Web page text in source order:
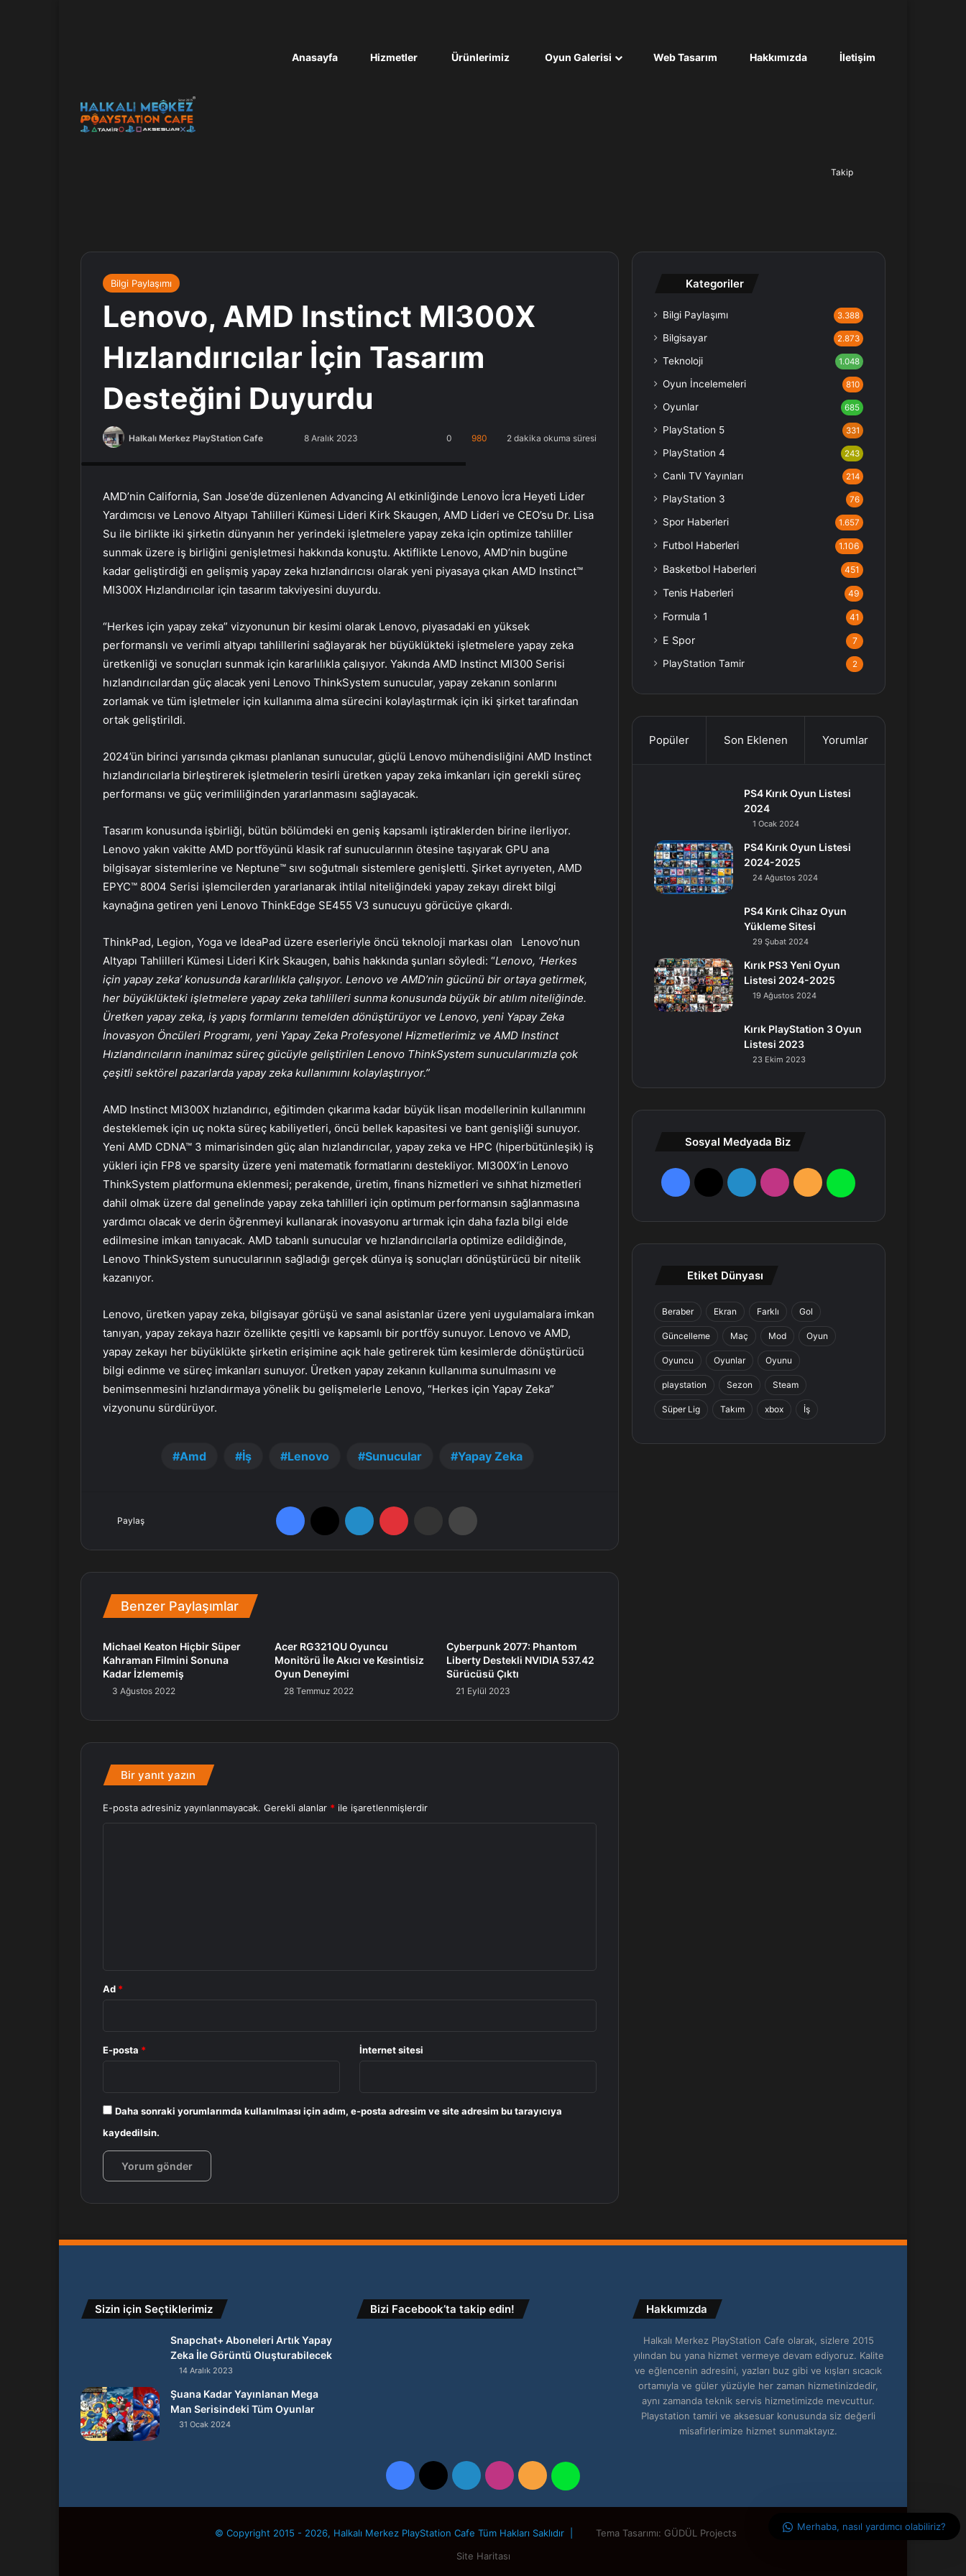
Anasayfa Hizmetler Ürünlerimiz Oyun Galerisi Web Tasarım Hakkımızda İletişim
Takip
Bilgi Paylaşımı
Lenovo, AMD Instinct MI300X
Hızlandırıcılar İçin Tasarım
Desteğini Duyurdu
Halkalı Merkez PlayStation Cafe
l
n
X
o
s
t
a
ö
n
d
e
r
8 Aralık 2023 0 980 2 dakika okuma süresi
AMD’nin California, San Jose’de düzenlenen Advancing AI etkinliğinde Lenovo İcra Heyeti Lider
Yardımcısı ve Lenovo Altyapı Tahlilleri Kümesi Lideri Kirk Skaugen, AMD Lideri ve CEO’su Dr. Lisa
Su ile birlikte iki şirketin dünyanın her yerindeki işletmelere yapay zeka için optimize tahliller
sunmak üzere iş birliğini genişletmesi hakkında konuştu. Aktiflikte Lenovo, AMD’nin bugüne
kadar geliştirdiği en gelişmiş yapay zeka hızlandırıcısı olarak yeni piyasaya çıkan AMD Instinct™
MI300X Hızlandırıcılar için tasarım takviyesini duyurdu.
“Herkes için yapay zeka” vizyonunun bir kesimi olarak Lenovo, piyasadaki en yüksek
performanslı ve verimli altyapı tahlillerini sağlayarak her büyüklükteki işletmelere yapay zeka
üretkenliği ve sonuçları sunmak için kararlılıkla çalışıyor. Yakında AMD Instinct MI300 Serisi
hızlandırıcılardan güç alacak yeni Lenovo ThinkSystem sunucular, yapay zekanın sonlarını
zorlamak ve tüm işletmeler için kullanıma alma sürecini kolaylaştırmak için iki şirket tarafından
ortak geliştirildi.
2024’ün birinci yarısında çıkması planlanan sunucular, güçlü Lenovo mühendisliğini AMD Instinct
hızlandırıcılarla birleştirerek işletmelerin tesirli üretken yapay zeka imkanları için gerekli süreç
performansı ve güç verimliliğinden yararlanmasını sağlayacak.
Tasarım konusunda işbirliği, bütün bölümdeki en geniş kapsamlı iştiraklerden birine ilerliyor.
Lenovo yakın vakitte AMD portföyünü klasik raf sunucularının ötesine taşıyarak GPU ana
bilgisayar sistemlerine ve Neptune™ sıvı soğutmalı sistemlere genişletti. Şirket ayrıyeten, AMD
EPYC™ 8004 Serisi işlemcilerden yararlanarak ihtilal niteliğindeki yapay zekayı direkt bilgi
kaynağına getiren yeni Lenovo ThinkEdge SE455 V3 sunucuyu görücüye çıkardı.
ThinkPad, Legion, Yoga ve IdeaPad üzere eserleriyle öncü teknoloji markası olan Lenovo’nun
Altyapı Tahlilleri Kümesi Lideri Kirk Skaugen, bahis hakkında şunları söyledi: “Lenovo, ‘Herkes
için yapay zeka’ konusunda kararlılıkla çalışıyor. Lenovo ve AMD’nin gücünü bir ortaya getirmek,
her büyüklükteki işletmelere yapay zeka tahlilleri sunma konusunda büyük bir atılım niteliğinde.
Üretken yapay zeka, iş yapış formlarını temelden dönüştürüyor ve Lenovo, yeni Yapay Zeka
İnovasyon Öncüleri Programı, yeni Yapay Zeka Profesyonel Hizmetlerimiz ve AMD Instinct
Hızlandırıcıların inanılmaz süreç gücüyle geliştirilen Lenovo ThinkSystem sunucularımızla çok
çeşitli sektörel pazarlarda yapay zeka kullanımını kolaylaştırıyor.”
AMD Instinct MI300X hızlandırıcı, eğitimden çıkarıma kadar büyük lisan modellerinin kullanımını
desteklemek için uç nokta süreç kabiliyetleri, öncü bellek kapasitesi ve bant genişliği sunuyor.
Yeni AMD CDNA™ 3 mimarisinden güç alan hızlandırıcılar, yapay zeka ve HPC (hiperbütünleşik) iş
yükleri için FP8 ve sparsity üzere yeni matematik formatlarını destekliyor. MI300X’in Lenovo
ThinkSystem platformuna eklenmesi; perakende, üretim, finans hizmetleri ve sıhhat hizmetleri
dahil olmak üzere dal genelinde yapay zeka tahlilleri için optimum performansın sağlanmasına
yardımcı olacak ve derin öğrenmeyi kullanarak inovasyonu artırmak için daha fazla bilgi elde
edilmesine imkan tanıyacak. AMD tabanlı sunucular ve hızlandırıcılarla optimize edildiğinde,
Lenovo ThinkSystem sunucularının sağladığı gerçek dünya iş sonuçları dönüştürücü bir nitelik
kazanıyor.
Lenovo, üretken yapay zeka, bilgisayar görüşü ve sanal asistanlar üzere yeni uygulamalara imkan
tanıyan, yapay zekaya hazır özellikte çeşitli ve kapsamlı bir portföy sunuyor. Lenovo ve AMD,
yapay zekayı her büyüklükte şirketin erişimine açık hale getirerek tüm kesimlerde dönüştürücü
bilgi edinme ve süreç imkanları sunuyor. Üretken yapay zekanın kullanıma sunulmasını ve
benimsenmesini hızlandırmaya yönelik bu gelişmelerle Lenovo, “Herkes için Yapay Zeka”
vizyonunu sürdürüyor.
Amd İş Lenovo Sunucular Yapay Zeka
Paylaş
Benzer Paylaşımlar
Michael Keaton Hiçbir Süper
Kahraman Filmini Sonuna
Kadar İzlememiş
3 Ağustos 2022
Acer RG321QU Oyuncu
Monitörü İle Akıcı ve Kesintisiz
Oyun Deneyimi
28 Temmuz 2022
Cyberpunk 2077: Phantom
Liberty Destekli NVIDIA 537.42
Sürücüsü Çıktı
21 Eylül 2023
Bir yanıt yazın
E-posta adresiniz yayınlanmayacak. Gerekli alanlar * ile işaretlenmişlerdir
Ad *
E-posta * İnternet sitesi
Daha sonraki yorumlarımda kullanılması için adım, e-posta adresim ve site adresim bu tarayıcıya
kaydedilsin.
Kategoriler
Bilgi Paylaşımı 3.388
Bilgisayar 2.873
Teknoloji 1.048
Oyun İncelemeleri 810
Oyunlar 685
PlayStation 5 331
PlayStation 4 243
Canlı TV Yayınları 214
PlayStation 3 76
Spor Haberleri 1.657
Futbol Haberleri 1.106
Basketbol Haberleri 451
Tenis Haberleri 49
Formula 1 41
E Spor 7
PlayStation Tamir 2
Popüler Son Eklenen Yorumlar
PS4 Kırık Oyun Listesi
2024
1 Ocak 2024
PS4 Kırık Oyun Listesi
2024-2025
24 Ağustos 2024
PS4 Kırık Cihaz Oyun
Yükleme Sitesi
29 Şubat 2024
Kırık PS3 Yeni Oyun
Listesi 2024-2025
19 Ağustos 2024
Kırık PlayStation 3 Oyun
Listesi 2023
23 Ekim 2023
Sosyal Medyada Biz
F
e
k
X
L
n
a
m
R
W
a
Etiket Dünyası
Beraber Ekran Farklı Gol
Güncelleme Maç Mod Oyun
Oyuncu Oyunlar Oyunu
playstation Sezon Steam
Süper Lig Takım xbox İş
Sizin için Seçtiklerimiz
Snapchat+ Aboneleri Artık Yapay
Zeka İle Görüntü Oluşturabilecek
14 Aralık 2023
Şuana Kadar Yayınlanan Mega
Man Serisindeki Tüm Oyunlar
31 Ocak 2024
Bizi Facebook’ta takip edin! Hakkımızda
Halkalı Merkez PlayStation Cafe olarak, sizlere 2015
yılından bu yana hizmet vermeye devam ediyoruz. Kalite
ve eğlencenin adresini, yazları buz gibi ve kışları sıcacık
ortamıyla ve güler yüzüyle her zaman hizmetinizdedir,
aynı zamanda teknik servis hizmetimizde mevcuttur.
Playstation tamiri ve aksesuar konusunda siz değerli
misafirlerimize hizmet sunmaktayız.
Facebook
X LinkedInInstagram
RSS WhatsApp
© Copyright 2015 - 2026, Halkalı Merkez PlayStation Cafe Tüm Hakları Saklıdır |
Tema Tasarımı: GÜDÜL Projects
Site Haritası
Merhaba, nasıl yardımcı olabiliriz?